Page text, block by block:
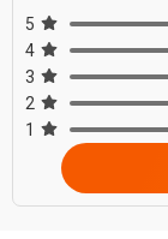
5
4
3
2
1